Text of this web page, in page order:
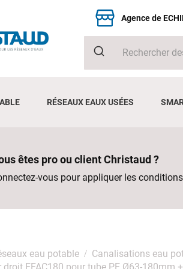
Agence de
RÉSEAUX EAUX USÉES
êtes pro ou client Christaud ?
vous pour appliquer les
eau potable Canalisations eau